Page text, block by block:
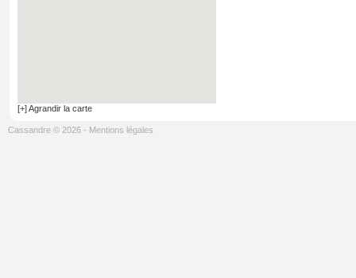
[+] Agrandir la carte
Cassandre © 2026 - Mentions légales